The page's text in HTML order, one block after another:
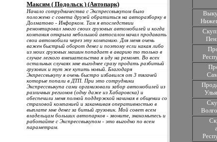
Максим ( Подольск ) (Автопарк)
Начало сотрудничества с Экспрессвыкупом было
положено с совета друзей обратиться на авторазборку в
Долматово - Инфорком. Там я впоследствии
ремонтировал много своих грузовых автомобилей и когда
компания открыла небольшой автосалон начал продавать
свои автомобили через эту компанию. Для меня очень
важен быстрый оборот денег и поэтому если какая либо
из моих грузовых машин попадает в аварию то только в
случае легкого вмешательства я иду на ремонт. Во всех
остальных случаях мне выгоднее сразу продать разбитый
грузовик и тут же купить новый. Благодаря
Экпрессвыкупу я очень быстро избавился от 3 тягачей
которые попали в ДТП. При это сотрудники
Экспрессвыкупа сами организовали забор автомобилей из
различных регионов (одну даже из Хабаровска) и
обеспечили меня полной поддержкой начиная в общении со
страховой компанией и заканчивая оперативностью в
выплате мне денег за битый грузовик. Мой совет всем
владельцам больших автопарков - звоните, знакомьтесь и
работайте с Экспрессвыкупом - это выгодно по всем
параметрам.